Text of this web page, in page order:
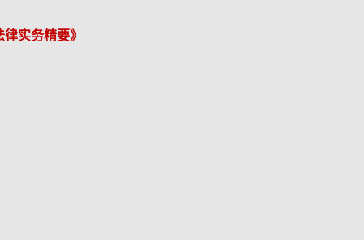
实务精要》